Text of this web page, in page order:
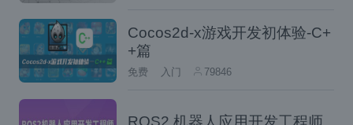
据需要使用命令，如 docker logs （查
看日志）和
docker stats
Cocos2d-x游戏开发初体验-C+
+篇
免费 入门 79846
ROS2 机器人应用开发工程师